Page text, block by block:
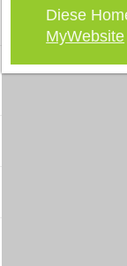
Diese
MyWebsite